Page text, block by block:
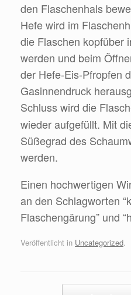
den Flaschenhals
Hefe wird im
die Flaschen kopfüber
werden und beim
der Hefe-Eis-Pfropfen
Gasinnendruck
Schluss wird die
wieder aufgefüllt. Mit
Süßegrad des
werden.
Einen hochwertigen
an den Schlagworten
Flaschengärung” und
Veröffentlicht in Uncategorized.